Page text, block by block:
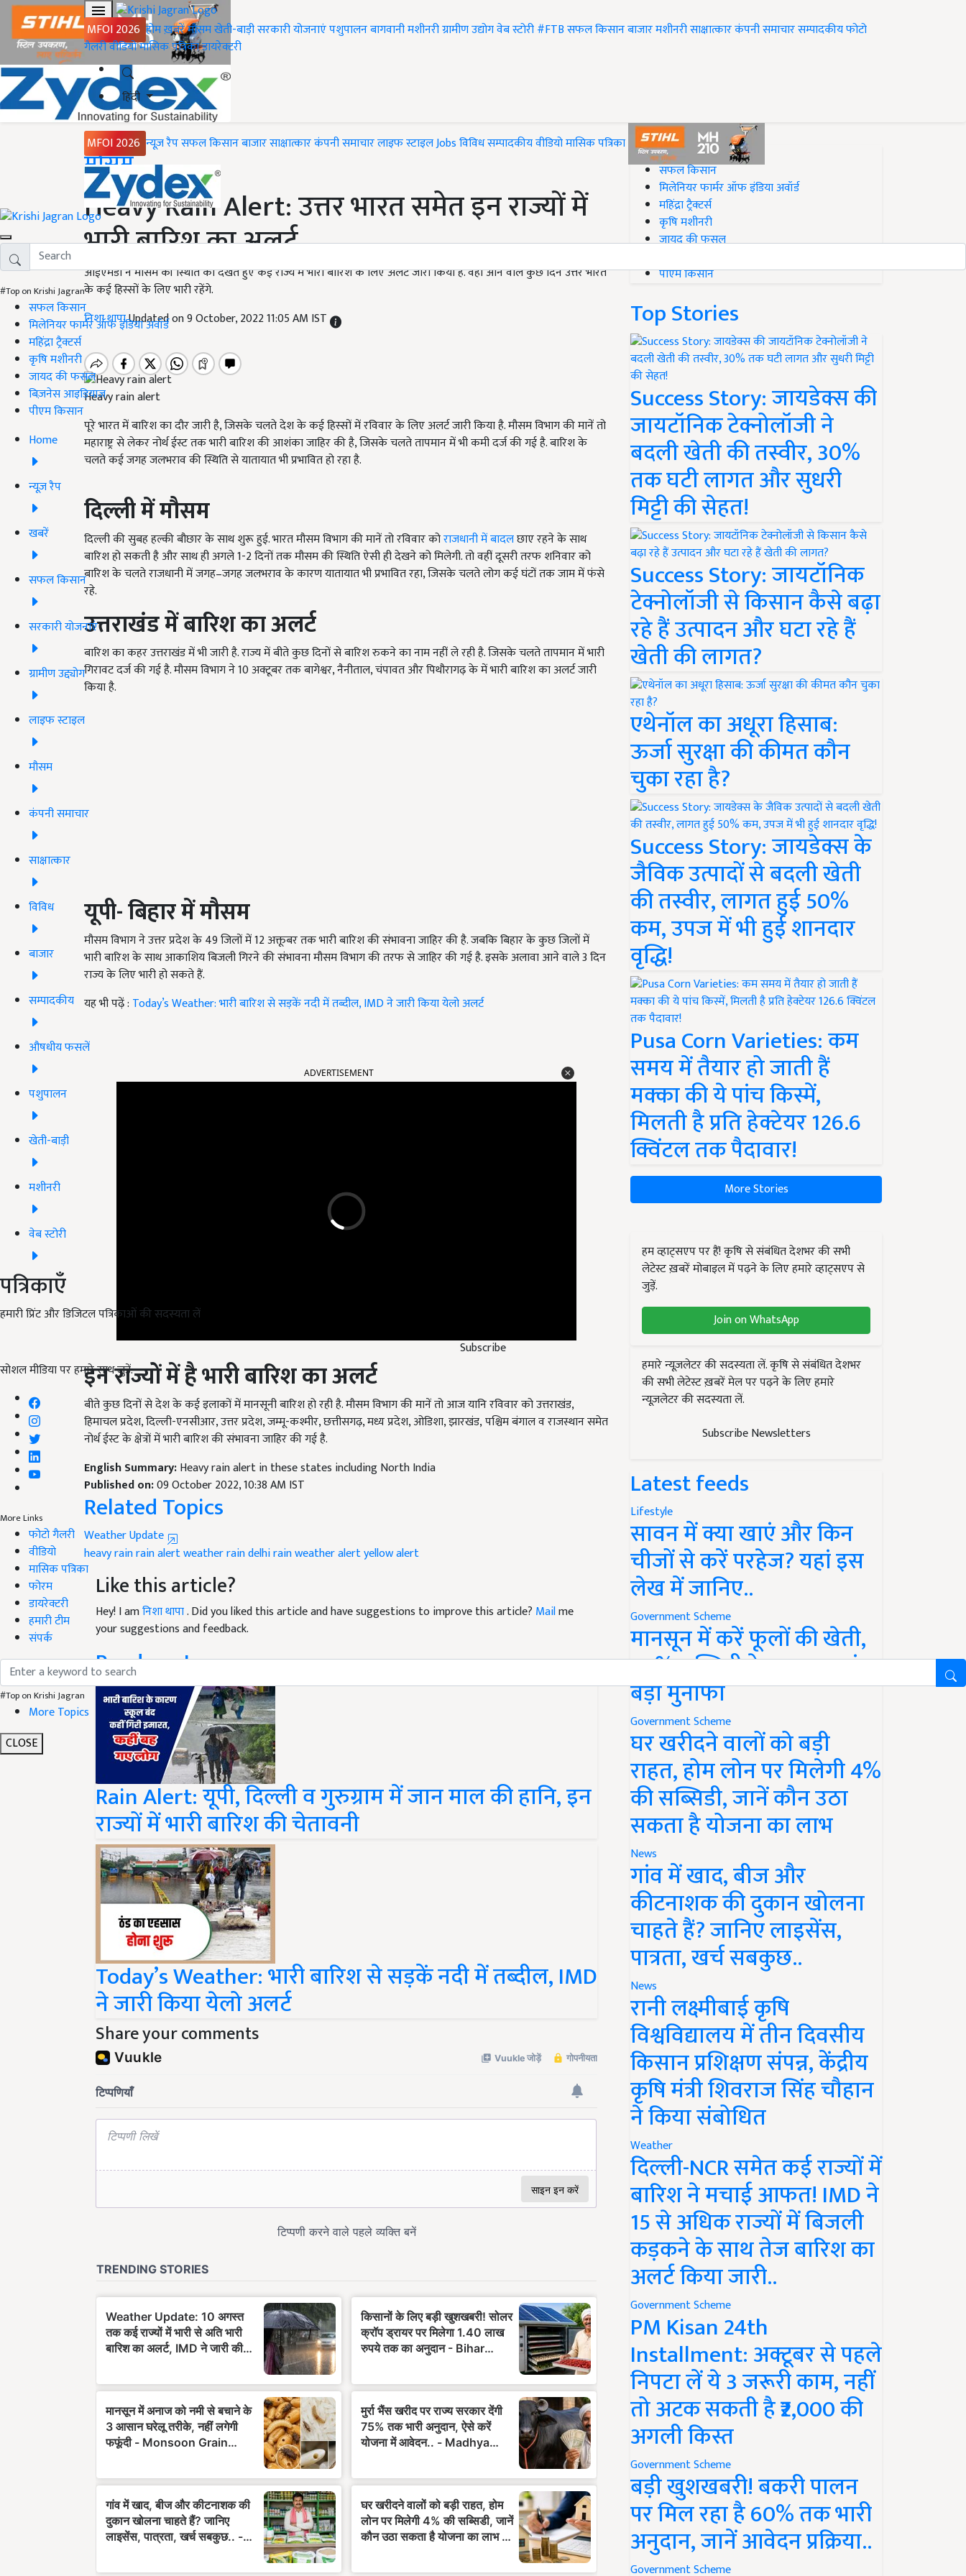
MFOI 2026 होमख़बरेंमौसमखेती-बाड़ीसरकारी योजनाएंपशुपालनबागवानीमशीनरीग्रामीण उद्योगवेब स्टोरी#FTBसफल किसानबाजारमशीनरीसाक्षात्कारकंपनी समाचारसम्पादकीयफोटो
गैलरीवीडियोमासिक पत्रिकाडायरेक्टरी
हिंदी
MFOI 2026 न्यूज़ रैपसफल किसानबाजारसाक्षात्कारकंपनी समाचारलाइफ स्टाइलJobsविविधसम्पादकीयवीडियोमासिक पत्रिका
#Top on Krishi Jagran
सफल किसान
मिलेनियर फार्मर ऑफ इंडिया अवॉर्ड
महिंद्रा ट्रैक्टर्स
कृषि मशीनरी
जायद की फसल
बिज़नेस आइडियाज
पीएम किसान
Home
न्यूज़ रैप
खबरें
सफल किसान
सरकारी योजनाएं
ग्रामीण उद्द्योग
लाइफ स्टाइल
मौसम
कंपनी समाचार
साक्षात्कार
विविध
बाजार
सम्पादकीय
औषधीय फसलें
पशुपालन
खेती-बाड़ी
मशीनरी
वेब स्टोरी
पत्रिकाएँ
हमारी प्रिंट और डिजिटल पत्रिकाओं की सदस्यता लें
Subscribe
सोशल मीडिया पर हमारे साथ जुड़ें:
More Links
फोटो गैलरी
वीडियो
मासिक पत्रिका
फोरम
डायरेक्टरी
हमारी टीम
संपर्क
#Top on Krishi Jagran
More Topics
CLOSE
Home
मौसम
Heavy Rain Alert: उत्तर भारत समेत इन राज्यों में
भारी बारिश का अलर्ट
आईएमडी ने मौसम की स्थिति को देखते हुए कई राज्य में भारी बारिश के लिए अलर्ट जारी किया है. वहीं आने वाले कुछ दिन उत्तर भारत
के कई हिस्सों के लिए भारी रहेंगे.
निशा थापाUpdated on 9 October, 2022 11:05 AM IST
Heavy rain alert
पूरे भारत में बारिश का दौर जारी है, जिसके चलते देश के कई हिस्सों में रविवार के लिए अलर्ट जारी किया है. मौसम विभाग की मानें तो
महाराष्ट्र से लेकर नोर्थ ईस्ट तक भारी बारिश की आशंका जाहिर की है, जिसके चलते तापमान में भी कमी दर्ज की गई है. बारिश के
चलते कई जगह जलभराव की स्थिति से यातायात भी प्रभावित हो रहा है.
दिल्ली में मौसम
दिल्ली की सुबह हल्की बौछार के साथ शुरू हुई. भारत मौसम विभाग की मानें तो रविवार कोराजधानी में बादलछाए रहने के साथ
बारिश हो सकती है और साथ ही अगले 1-2 दिनों तक मौसम की स्थिति ऐसी ही देखने को मिलेगी. तो वहीं दूसरी तरफ शनिवार को
बारिश के चलते राजधानी में जगह–जगह जलभराव के कारण यातायात भी प्रभावित रहा, जिसके चलते लोग कई घंटों तक जाम में फंसे
रहे.
उत्तराखंड में बारिश का अलर्ट
बारिश का कहर उत्तराखंड में भी जारी है. राज्य में बीते कुछ दिनों से बारिश रुकने का नाम नहीं ले रही है. जिसके चलते तापमान में भारी
गिरावट दर्ज की गई है. मौसम विभाग ने 10 अक्टूबर तक बागेश्वर, नैनीताल, चंपावत और पिथौरागढ़ के में भारी बारिश का अलर्ट जारी
किया है.
यूपी- बिहार में मौसम
मौसम विभाग ने उत्तर प्रदेश के49 जिलोंमें12 अक्तूबर तक भारी बारिश की संभावना जाहिर की है. जबकि बिहार के कुछ जिलों में
भारी बारिश के साथ आकाशिय बिजली गिरने की संभावना मौसम विभाग की तरफ से जाहिर की गई है. इसके अलावा आने वाले 3 दिन
राज्य के लिए भारी हो सकते हैं.
यह भी पढ़ें : Today’s Weather: भारी बारिश से सड़कें नदी में तब्दील, IMD ने जारी किया येलो अलर्ट
इन राज्यों में है भारी बारिश का अलर्ट
बीते कुछ दिनों से देश के कई इलाकों में मानसूनी बारिश हो रही है. मौसम विभाग की मानें तो आज यानि रविवार को उत्तराखंड,
हिमाचल प्रदेश, दिल्ली-एनसीआर, उत्तर प्रदेश, जम्मू-कश्मीर, छत्तीसगढ़, मध्य प्रदेश, ओडिशा, झारखंड,पश्चिम बंगाल व राजस्थान समेत
नोर्थ ईस्ट के क्षेत्रों में भारी बारिश की संभावना जाहिर की गई है.
English Summary:
Heavy rain alert in these states including North India
Published on:09 October 2022, 10:38 AM IST
Related Topics
Weather Update
heavy rainrain alert
Like this article?
Hey! I amनिशा थापा . Did you liked this article and have suggestions to improve this article?
your suggestions and feedback.
Read next
Rain Alert: यूपी, दिल्ली व गुरुग्राम में जान माल की हानि, इन
राज्यों में भारी बारिश की चेतावनी
Today’s Weather: भारी बारिश से सड़कें नदी में तब्दील, IMD
ने जारी किया येलो अलर्ट
Share your comments
#Top on Krishi Jagran
सफल किसान
मिलेनियर फार्मर ऑफ इंडिया अवॉर्ड
महिंद्रा ट्रैक्टर्स
कृषि मशीनरी
जायद की फसल
पीएम किसान
Top Stories
Success Story: जायडेक्स की
जायटॉनिक टेक्नोलॉजी ने
बदली खेती की तस्वीर, 30%
तक घटी लागत और सुधरी
मिट्टी की सेहत!
Success Story: जायटॉनिक
टेक्नोलॉजी से किसान कैसे बढ़ा
रहे हैं उत्पादन और घटा रहे हैं
खेती की लागत?
एथेनॉल का अधूरा हिसाब:
ऊर्जा सुरक्षा की कीमत कौन
चुका रहा है?
Success Story: जायडेक्स के
जैविक उत्पादों से बदली खेती
की तस्वीर, लागत हुई 50%
कम, उपज में भी हुई शानदार
वृद्धि!
Pusa Corn Varieties: कम
समय में तैयार हो जाती हैं
मक्का की ये पांच किस्में,
मिलती है प्रति हेक्टेयर 126.6
क्विंटल तक पैदावार!
More Stories
हम व्हाट्सएप पर हैं! कृषि से संबंधित देशभर की सभी
लेटेस्ट ख़बरें मोबाइल में पढ़ने के लिए हमारे व्हाट्सएप से
जुड़ें.
Join on WhatsApp
हमारे न्यूज़लेटर की सदस्यता लें. कृषि से संबंधित देशभर
की सभी लेटेस्ट ख़बरें मेल पर पढ़ने के लिए हमारे
न्यूज़लेटर की सदस्यता लें.
Subscribe Newsletters
Latest feeds
Lifestyle
सावन में क्या खाएं और किन
चीजों से करें परहेज? यहां इस
लेख में जानिए..
Government Scheme
मानसून में करें फूलों की खेती,
50% सब्सिडी के साथ कमाएं
बड़ा मुनाफा
Government Scheme
घर खरीदने वालों को बड़ी
राहत, होम लोन पर मिलेगी 4%
की सब्सिडी, जानें कौन उठा
सकता है योजना का लाभ
News
गांव में खाद, बीज और
कीटनाशक की दुकान खोलना
चाहते हैं? जानिए लाइसेंस,
पात्रता, खर्च सबकुछ..
News
रानी लक्ष्मीबाई कृषि
विश्वविद्यालय में तीन दिवसीय
किसान प्रशिक्षण संपन्न, केंद्रीय
कृषि मंत्री शिवराज सिंह चौहान
ने किया संबोधित
Weather
दिल्ली-NCR समेत कई राज्यों में
बारिश ने मचाई आफत! IMD ने
15 से अधिक राज्यों में बिजली
कड़कने के साथ तेज बारिश का
अलर्ट किया जारी..
Government Scheme
PM Kisan 24th
Installment: अक्टूबर से पहले
निपटा लें ये 3 जरूरी काम, नहीं
तो अटक सकती है ₹2,000 की
अगली किस्त
Government Scheme
बड़ी खुशखबरी! बकरी पालन
पर मिल रहा है 60% तक भारी
अनुदान, जानें आवेदन प्रक्रिया..
Government Scheme